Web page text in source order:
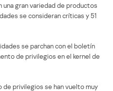
gran variedad de productos
se consideran críticas y 51
se parchan con el boletín
de privilegios en el kernel de
de privilegios se han vuelto muy